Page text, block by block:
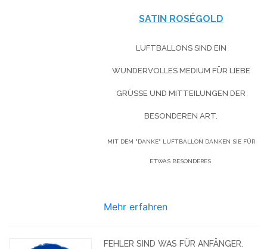
SATIN ROSÉGOLD
LUFTBALLONS SIND EIN
WUNDERVOLLES MEDIUM FÜR LIEBE
GRÜSSE UND MITTEILUNGEN DER B
ESONDEREN ART.
MIT DEM "DANKE" LUFTBALLON DANKEN SIE FÜR
ETWAS BESONDERES.
Mehr erfahren
FEHLER SIND WAS FÜR ANFÄNGER.